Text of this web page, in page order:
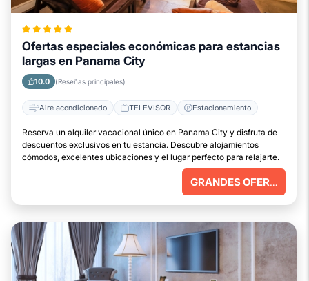
Ofertas especiales económicas para estancias
largas en Panama City
10.0 (Reseñas principales)
Aire acondicionado TELEVISOR Estacionamiento
Reserva un alquiler vacacional único en Panama City y disfruta de
descuentos exclusivos en tu estancia. Descubre alojamientos
cómodos, excelentes ubicaciones y el lugar perfecto para relajarte.
GRANDES OFERTAS